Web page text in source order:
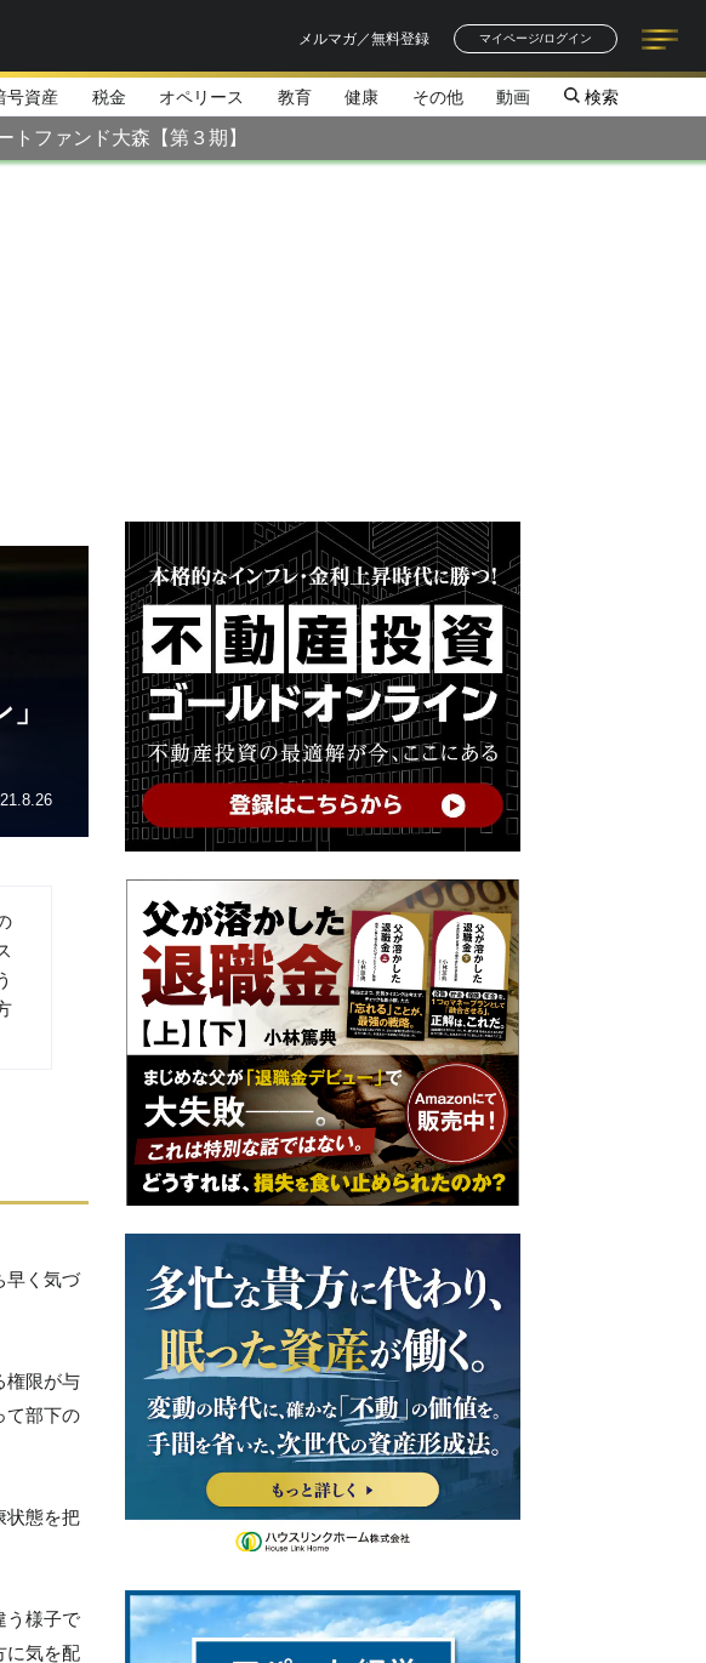
メルマガ／無料登録
マイページ/ログイン
記事一覧
著者一覧
号資産 税金 オペリース 教育 健康 その他 動画 検索
トファンド大森【第３期】
早く気づ
権限が与
て部下の
状態を把
う様子で
に気を配